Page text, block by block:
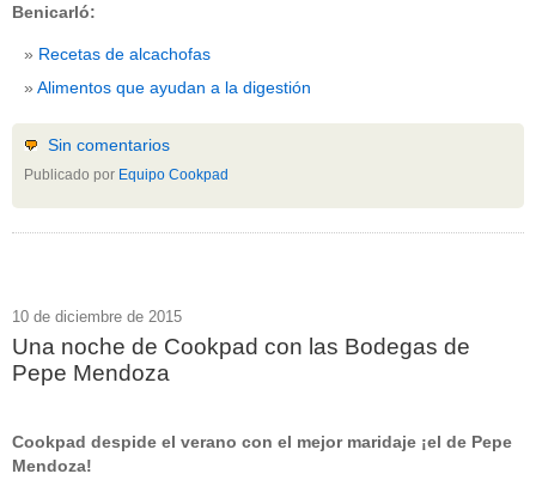
Benicarló:
Recetas de alcachofas
Alimentos que ayudan a la digestión
Sin comentarios
Publicado por Equipo Cookpad
10 de diciembre de 2015
Una noche de Cookpad con las Bodegas de
Pepe Mendoza
Cookpad despide el verano con el mejor maridaje ¡el de Pepe
Mendoza!